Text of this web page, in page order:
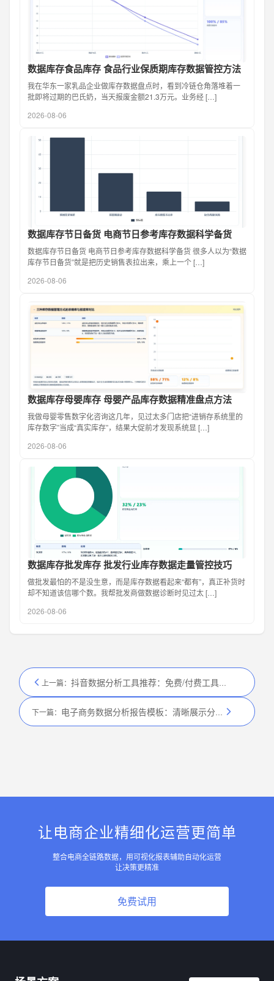
数据库存食品库存 食品行业保质期库存数据管控方法
我在华东一家乳品企业做库存数据盘点时，看到冷链仓角落堆着一
批即将过期的巴氏奶，当天报废金额21.3万元。业务经 […]
2026-08-06
数据库存节日备货 电商节日参考库存数据科学备货
数据库存节日备货 电商节日参考库存数据科学备货 很多人以为“数据
库存节日备货”就是把历史销售表拉出来，乘上一个 […]
2026-08-06
数据库存母婴库存 母婴产品库存数据精准盘点方法
我做母婴零售数字化咨询这几年，见过太多门店把“进销存系统里的
库存数字”当成“真实库存”，结果大促前才发现系统显 […]
2026-08-06
数据库存批发库存 批发行业库存数据走量管控技巧
做批发最怕的不是没生意，而是库存数据看起来“都有”，真正补货时
却不知道该信哪个数。我帮批发商做数据诊断时见过太 […]
2026-08-06
上一篇： 抖音数据分析工具推荐：免费/付费工具的优缺点对比
下一篇： 电子商务数据分析报告模板：清晰展示分析结果的报告框架
让电商企业精细化运营更简单
整合电商全链路数据，用可视化报表辅助自动化运营
让决策更精准
免费试用